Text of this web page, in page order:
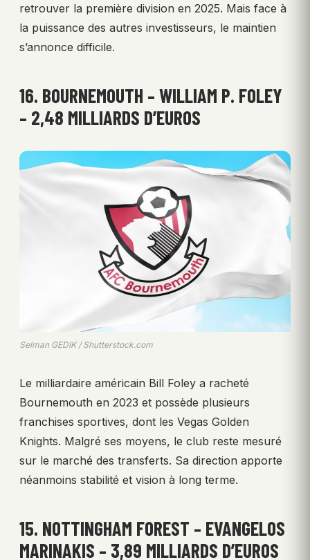
retrouver la première division en 2025. Mais face à
la puissance des autres investisseurs, le maintien
s’annonce difficile.
16. BOURNEMOUTH – WILLIAM P. FOLEY
– 2,48 MILLIARDS D’EUROS
Selman GEDIK / Shutterstock.com
Le milliardaire américain Bill Foley a racheté
Bournemouth en 2023 et possède plusieurs
franchises sportives, dont les Vegas Golden
Knights. Malgré ses moyens, le club reste mesuré
sur le marché des transferts. Sa direction apporte
néanmoins stabilité et vision à long terme.
15. NOTTINGHAM FOREST – EVANGELOS
MARINAKIS – 3,89 MILLIARDS D’EUROS